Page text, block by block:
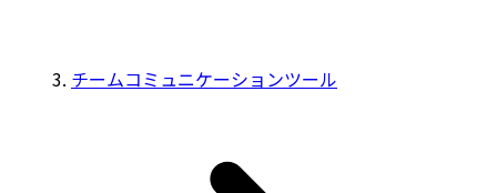
チームコミュニケーションツール